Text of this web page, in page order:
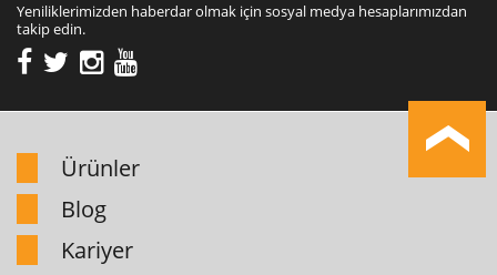
Yeniliklerimizden haberdar olmak için sosyal medya hesaplarımızdan
takip edin.
Ürünler
Blog
Kariyer